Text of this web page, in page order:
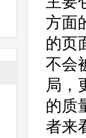
方面
的页
不会
局，
的质
者来